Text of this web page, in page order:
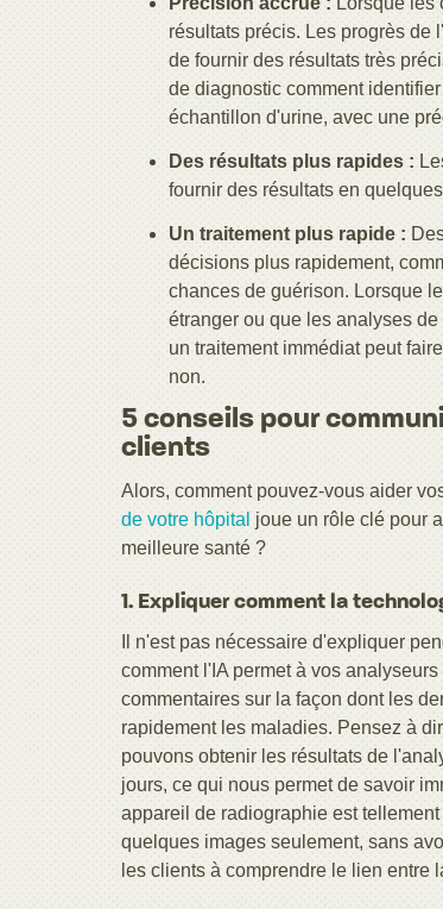
résultats précis. Les progrès de
de fournir des résultats très
de diagnostic comment
échantillon d'urine, avec une
Des résultats plus rapides :
fournir des résultats en
Un traitement plus rapide :
décisions plus rapidement,
chances de guérison. Lorsque
étranger ou que les analyses
un traitement immédiat peut
non.
5 conseils pour
clients
Alors, comment pouvez-vous aider
de votre hôpital joue un rôle clé pour
meilleure santé ?
1. Expliquer comment la
Il n'est pas nécessaire d'expliquer
comment l'IA permet à vos
commentaires sur la façon dont les
rapidement les maladies. Pensez à
pouvons obtenir les résultats de
jours, ce qui nous permet de savoir
appareil de radiographie est
quelques images seulement, sans
les clients à comprendre le lien